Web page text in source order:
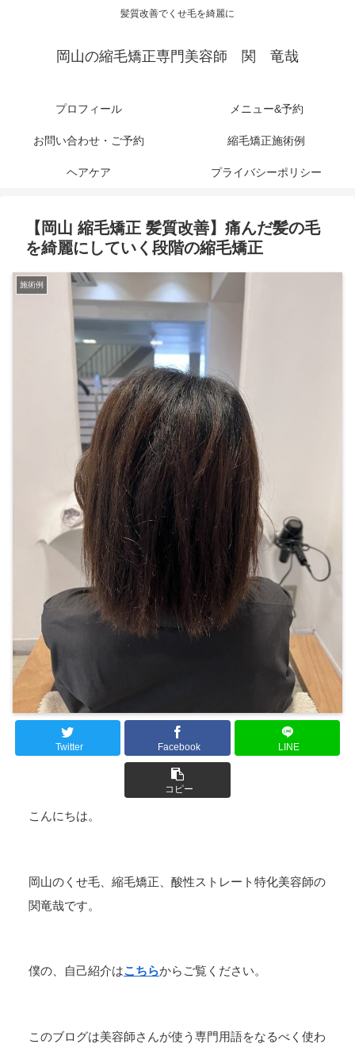
髪質改善でくせ毛を綺麗に
岡山の縮毛矯正専門美容師 関 竜哉
プロフィール メニュー&予約
お問い合わせ・ご予約 縮毛矯正施術例
ヘアケア プライバシーポリシー
【岡山 縮毛矯正 髪質改善】痛んだ髪の毛
を綺麗にしていく段階の縮毛矯正
施術例
Twitter Facebook LINE
コピー
こんにちは。
岡山のくせ毛、縮毛矯正、酸性ストレート特化美容師の
関竜哉です。
僕の、自己紹介はこちらからご覧ください。
このブログは美容師さんが使う専門用語をなるべく使わ